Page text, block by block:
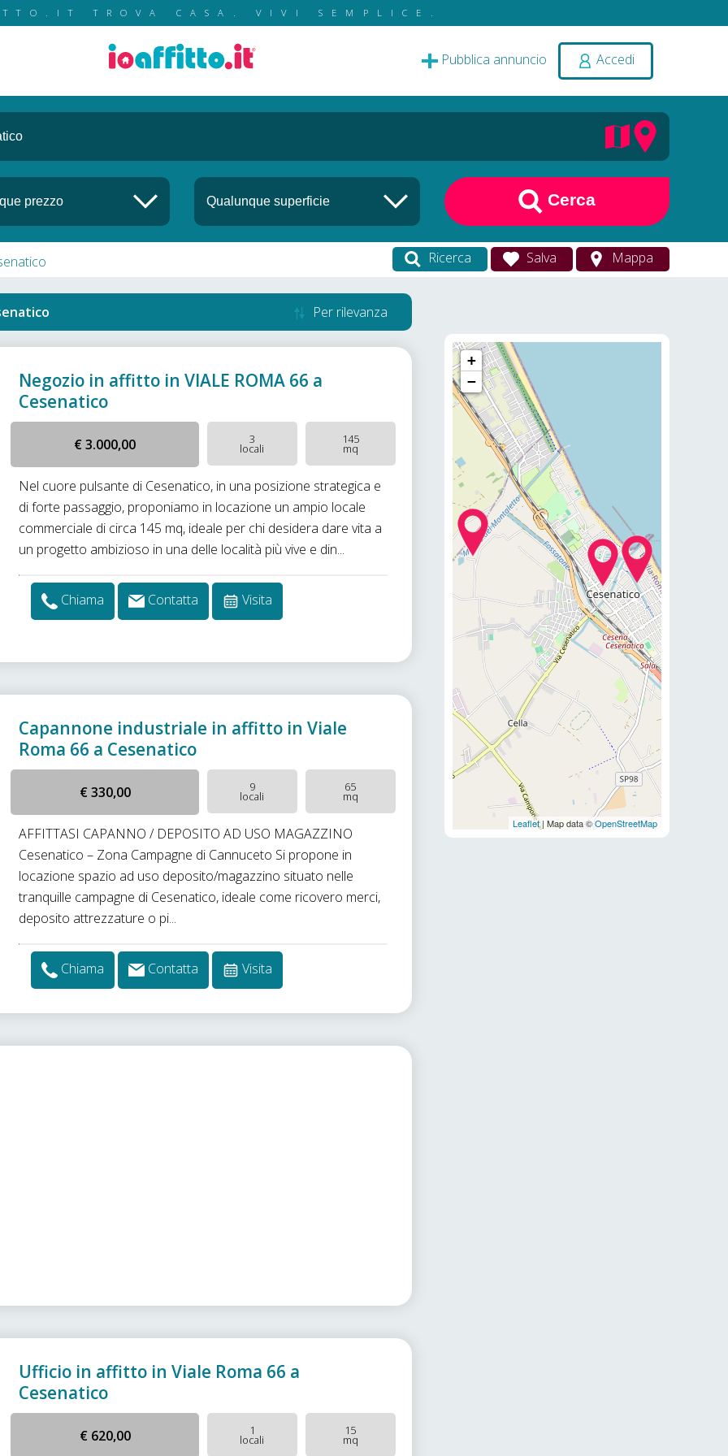
TROVA CASA. VIVI SEMPLICE.
Pubblica annuncio Accedi
Cerca
Ricerca Salva Mappa
Per rilevanza
Negozio in affitto in VIALE ROMA 66 a
Cesenatico
€ 3.000,00 3
locali
145
mq
Nel cuore pulsante di Cesenatico, in una posizione strategica e
di forte passaggio, proponiamo in locazione un ampio locale
commerciale di circa 145 mq, ideale per chi desidera dare vita a
un progetto ambizioso in una delle località più vive e din...
Chiama Contatta Visita
Capannone industriale in affitto in Viale
Roma 66 a Cesenatico
€ 330,00 9
locali
65
mq
AFFITTASI CAPANNO / DEPOSITO AD USO MAGAZZINO
Cesenatico – Zona Campagne di Cannuceto Si propone in
locazione spazio ad uso deposito/magazzino situato nelle
tranquille campagne di Cesenatico, ideale come ricovero merci,
deposito attrezzature o pi...
Chiama Contatta Visita
Ufficio in affitto in Viale Roma 66 a
Cesenatico
€ 620,00 1
locali
15
mq
+
−
Leaflet| Map data ©OpenStreetMap